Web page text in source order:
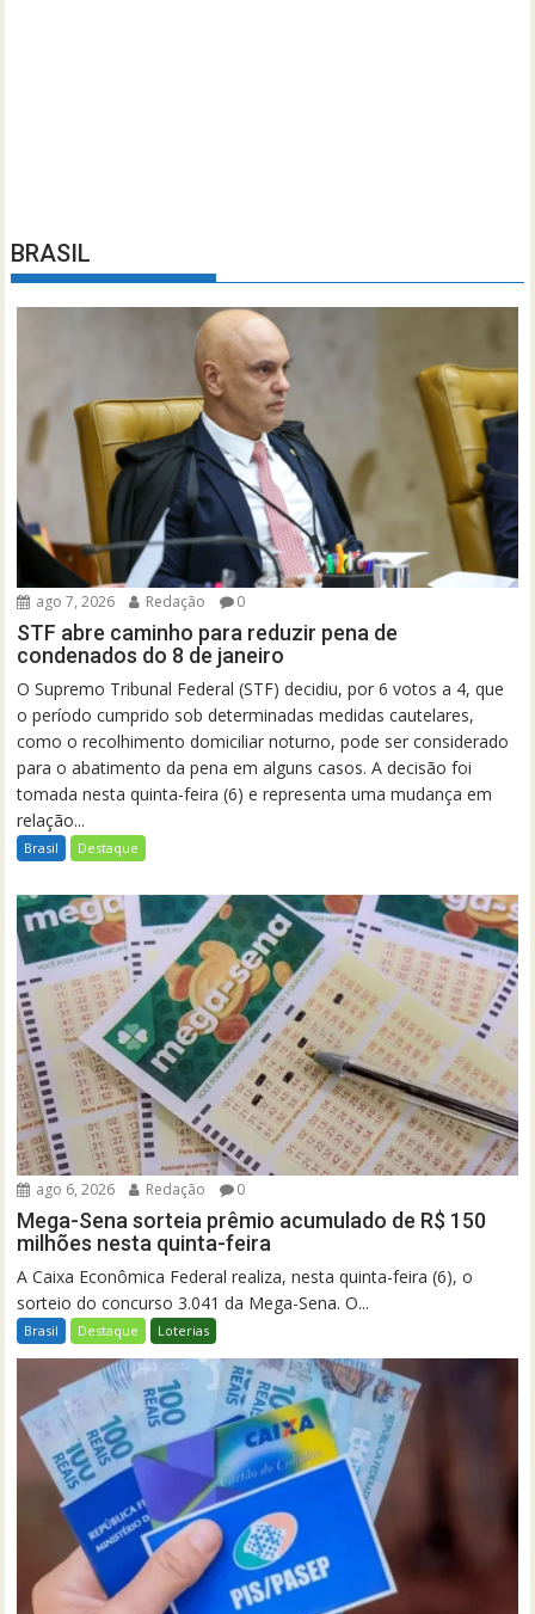
BRASIL
ago 7, 2026 Redação 0
STF abre caminho para reduzir pena de
condenados do 8 de janeiro
O Supremo Tribunal Federal (STF) decidiu, por 6 votos a 4, que
o período cumprido sob determinadas medidas cautelares,
como o recolhimento domiciliar noturno, pode ser considerado
para o abatimento da pena em alguns casos. A decisão foi
tomada nesta quinta-feira (6) e representa uma mudança em
relação...
Brasil Destaque
ago 6, 2026 Redação 0
Mega-Sena sorteia prêmio acumulado de R$ 150
milhões nesta quinta-feira
A Caixa Econômica Federal realiza, nesta quinta-feira (6), o
sorteio do concurso 3.041 da Mega-Sena. O...
Brasil Destaque Loterias